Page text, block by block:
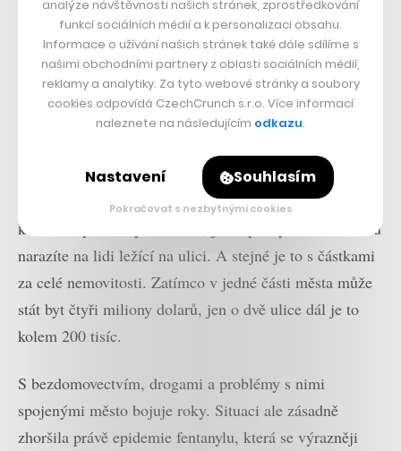
V mnoha městech jsou lepší čtvrti a ty horší. V San
Francisku se za tu nejhorší považuje čtvrť Tenderloin,
dřív proslavená undergroundovými uměleckými
prostory a historickými divadly, dnes právě drogově
závislými. Kromě toho se ve městě takové dělení
Cena za pokoj se může lišit i desetinásobně za stejnou
kvalitu ubytování podle toho, jestli při východu z hotelu
narazíte na lidi ležící na ulici. A stejné je to s částkami
za celé nemovitosti. Zatímco v jedné části města může
stát byt čtyři miliony dolarů, jen o dvě ulice dál je to
kolem 200 tisíc.
S bezdomovectvím, drogami a problémy s nimi
spojenými město bojuje roky. Situaci ale zásadně
zhoršila právě epidemie fentanylu, která se výrazněji
analýze návštěvnosti našich stránek, zprostředkování
funkcí sociálních médií a k personalizaci obsahu.
Informace o užívání našich stránek také dále sdílíme s
našimi obchodními partnery z oblasti sociálních médií,
reklamy a analytiky. Za tyto webové stránky a soubory
cookies odpovídá CzechCrunch s.r.o. Více informací
naleznete na následujícím odkazu.
Nastavení Souhlasím
Pokračovat s nezbytnými cookies